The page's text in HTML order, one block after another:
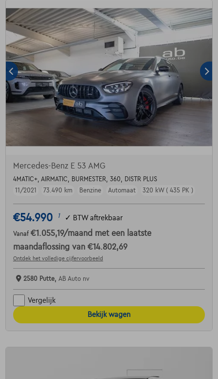
Mercedes-Benz E 53 AMG
4MATIC+, AIRMATIC, BURMESTER, 360, DISTR PLUS
11/2021
73.490 km Benzine Automaat 320 kW ( 435 PK )
€54.990 1 ✓ BTW aftrekbaar
Vanaf €1.055,19/maand met een laatste
maandaflossing van €14.802,69
Ontdek het volledige cijfervoorbeeld
2580 Putte, AB Auto nv
Vergelijk
Bekijk wagen